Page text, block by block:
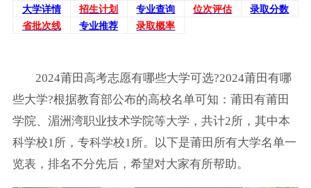
大学详情 招生计划 专业查询 位次评估
录取分数
省批次线
专业推荐 录取概率
2024莆田高考志愿有哪些大学可选?2024莆田有哪
些大学?根据教育部公布的高校名单可知：莆田有莆田
学院、湄洲湾职业技术学院等大学，共计2所，其中本
科学校1所，专科学校1所。以下是莆田所有大学名单一
览表，排名不分先后，希望对大家有所帮助。